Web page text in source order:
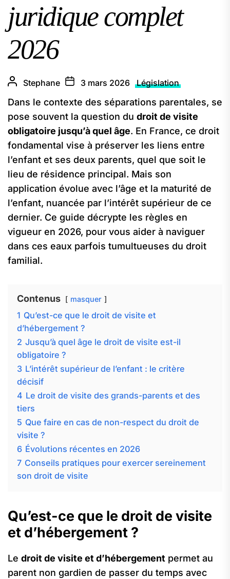
juridique complet
2026
Stephane 3 mars 2026 Législation
Dans le contexte des séparations parentales, se
pose souvent la question du droit de visite
obligatoire jusqu’à quel âge. En France, ce droit
fondamental vise à préserver les liens entre
l’enfant et ses deux parents, quel que soit le
lieu de résidence principal. Mais son
application évolue avec l’âge et la maturité de
l’enfant, nuancée par l’intérêt supérieur de ce
dernier. Ce guide décrypte les règles en
vigueur en 2026, pour vous aider à naviguer
dans ces eaux parfois tumultueuses du droit
familial.
Contenus masquer
1 Qu’est-ce que le droit de visite et
d’hébergement ?
2 Jusqu’à quel âge le droit de visite est-il
obligatoire ?
3 L’intérêt supérieur de l’enfant : le critère
décisif
4 Le droit de visite des grands-parents et des
tiers
5 Que faire en cas de non-respect du droit de
visite ?
6 Évolutions récentes en 2026
7 Conseils pratiques pour exercer sereinement
son droit de visite
Qu’est-ce que le droit de visite
et d’hébergement ?
Le droit de visite et d’hébergement permet au
parent non gardien de passer du temps avec